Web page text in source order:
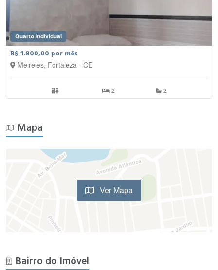
Quarto Individual
R$ 1.800,00 por mês
Meireles, Fortaleza - CE
2 2
Mapa
Ver Mapa
Bairro do Imóvel